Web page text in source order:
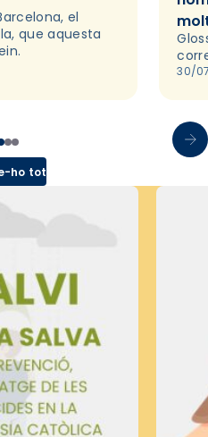
el
que aquesta
30/
ho tot